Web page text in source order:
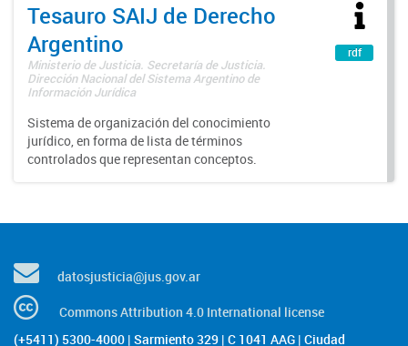
Tesauro SAIJ de Derecho
Argentino
Ministerio de Justicia. Secretaría de Justicia.
Dirección Nacional del Sistema Argentino de
Información Jurídica
Sistema de organización del conocimiento
jurídico, en forma de lista de términos
controlados que representan conceptos.
rdf
datosjusticia@jus.gov.ar
Commons Attribution 4.0 International license
(+5411) 5300-4000 | Sarmiento 329 | C 1041 AAG | Ciudad